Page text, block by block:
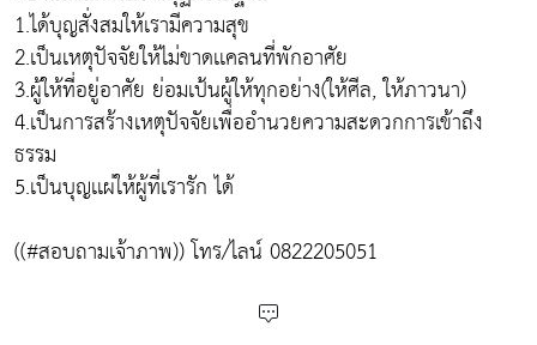
1.ได้บุญสั่งสมให้เรามีความสุข
2.เป็นเหตุปัจจัยให้ไม่ขาดเเคลนที่พักอาศัย
3.ผู้ให้ที่อยู่อาศัย ย่อมเป้นผู้ให้ทุกอย่าง(ให้ศีล, ให้ภาวนา)
4.เป็นการสร้างเหตุปัจจัยเพื่ออำนวยความสะดวกการเข้าถึง
ธรรม
5.เป็นบุญเเผ่ให้ผู้ที่เรารัก ได้
((#สอบถามเจ้าภาพ)) โทร/ไลน์ 0822205051